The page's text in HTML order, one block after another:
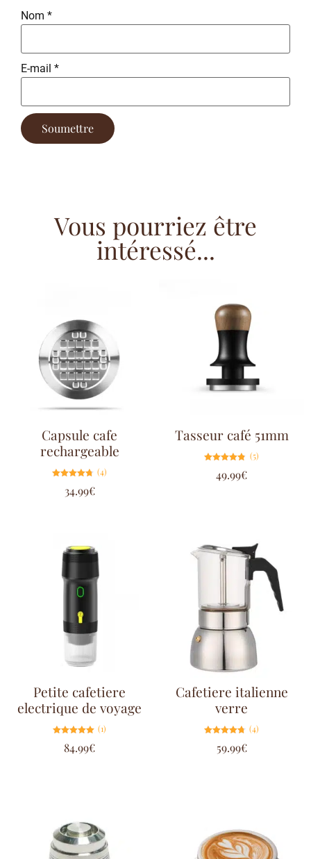
Nom *
E-mail *
Vous pourriez être
intéressé...
Capsule cafe
rechargeable
4.75
sur 5
(4)
34.99€
Tasseur café 51mm
4.80
sur 5
(5)
49.99€
Petite cafetiere
electrique de voyage
5.00
sur 5
(1)
84.99€
Cafetiere italienne
verre
4.75
sur 5
(4)
59.99€